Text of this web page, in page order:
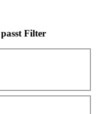
Filter